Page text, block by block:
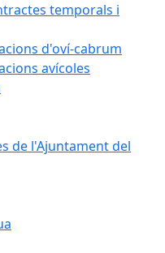
temporals i
d'oví-cabrum
avícoles
de l'Ajuntament del